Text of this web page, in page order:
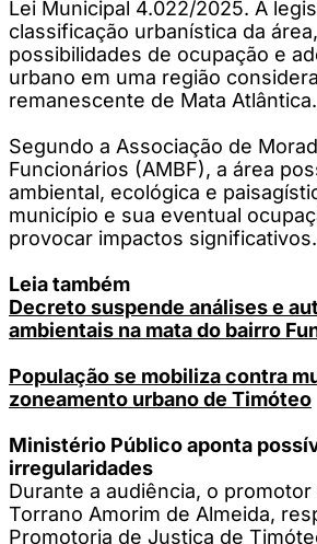
Lei Municipal 4.022/2025. A
classificação urbanística da
possibilidades de ocupação e
urbano em uma região
remanescente de Mata Atlântica.
Segundo a Associação de
Funcionários (AMBF), a área
ambiental, ecológica e
município e sua eventual
provocar impactos significativos.
Leia também
Decreto suspende análises e
ambientais na mata do bairro
População se mobiliza contra
zoneamento urbano de Timóteo
Ministério Público aponta
irregularidades
Durante a audiência, o
Torrano Amorim de Almeida,
Promotoria de Justiça de